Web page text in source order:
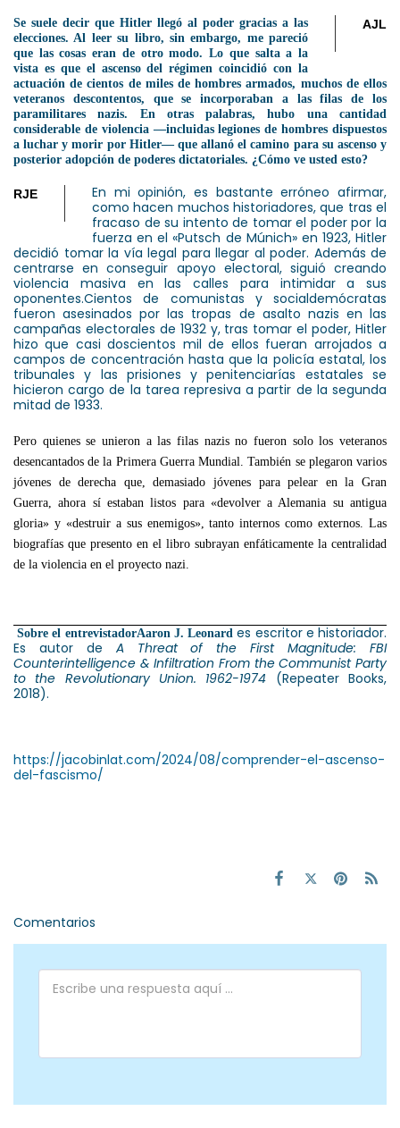
AJL
Se suele decir que Hitler llegó al poder gracias a las
elecciones. Al leer su libro, sin embargo, me pareció
que las cosas eran de otro modo. Lo que salta a la
vista es que el ascenso del régimen coincidió con la
actuación de cientos de miles de hombres armados, muchos de ellos
veteranos descontentos, que se incorporaban a las filas de los
paramilitares nazis. En otras palabras, hubo una cantidad
considerable de violencia —incluidas legiones de hombres dispuestos
a luchar y morir por Hitler— que allanó el camino para su ascenso y
posterior adopción de poderes dictatoriales. ¿Cómo ve usted esto?
RJE
En mi opinión, es bastante erróneo afirmar,
como hacen muchos historiadores, que tras el
fracaso de su intento de tomar el poder por la
fuerza en el «Putsch de Múnich» en 1923, Hitler
decidió tomar la vía legal para llegar al poder. Además de
centrarse en conseguir apoyo electoral, siguió creando
violencia masiva en las calles para intimidar a sus
oponentes.Cientos de comunistas y socialdemócratas
fueron asesinados por las tropas de asalto nazis en las
campañas electorales de 1932 y, tras tomar el poder, Hitler
hizo que casi doscientos mil de ellos fueran arrojados a
campos de concentración hasta que la policía estatal, los
tribunales y las prisiones y penitenciarías estatales se
hicieron cargo de la tarea represiva a partir de la segunda
mitad de 1933.
Pero quienes se unieron a las filas nazis no fueron solo los veteranos
desencantados de la Primera Guerra Mundial. También se plegaron varios
jóvenes de derecha que, demasiado jóvenes para pelear en la Gran
Guerra, ahora sí estaban listos para «devolver a Alemania su antigua
gloria» y «destruir a sus enemigos», tanto internos como externos. Las
biografías que presento en el libro subrayan enfáticamente la centralidad
de la violencia en el proyecto nazi.
Sobre el entrevistadorAaron J. Leonard es escritor e historiador.
Es autor de A Threat of the First Magnitude:
FBI
Counterintelligence & Infiltration From the Communist Party
to the Revolutionary Union. 1962-1974 (Repeater Books,
2018).
https://jacobinlat.com/2024/08/comprender-el-ascenso-
del-fascismo/
Comentarios